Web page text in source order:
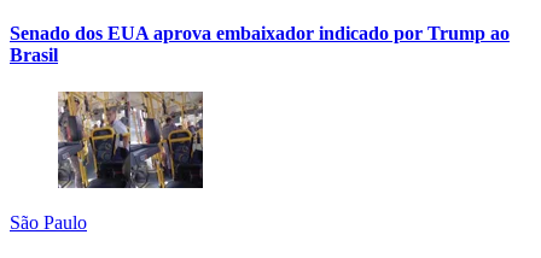
Senado dos EUA aprova embaixador indicado por Trump ao
Brasil
São Paulo